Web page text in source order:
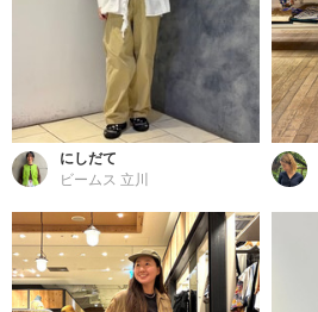
にしだて
ビームス 立川